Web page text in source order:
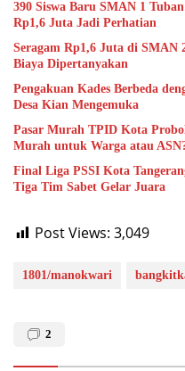
390 Siswa Baru SMAN 1
Rp1,6 Juta Jadi Perhatian
Seragam Rp1,6 Juta di SMAN
Biaya Dipertanyakan
Pengakuan Kades Berbeda
Desa Kian Mengemuka
Pasar Murah TPID Kota
Murah untuk Warga atau
Final Liga PSSI Kota
Tiga Tim Sabet Gelar Juara
Post Views: 3,049
1801/manokwari
2